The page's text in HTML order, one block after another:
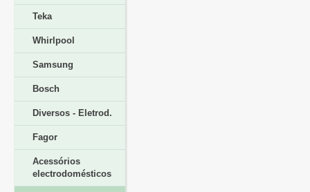
Teka
Whirlpool
Samsung
Bosch
Diversos - Eletrod.
Fagor
Acessórios
electrodomésticos